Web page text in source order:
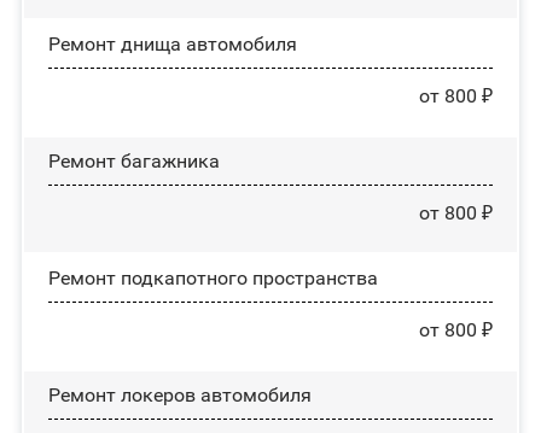
Ремонт днища автомобиля
от 800 ₽
Ремонт багажника
от 800 ₽
Ремонт подкапотного пространства
от 800 ₽
Ремонт лoĸepoв автомобиля